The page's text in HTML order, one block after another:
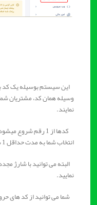
این سیستم بوسیله یک کد
وسیله همان کد، مشتریان
نمایند.
انتخاب شما به مدت حداقل 1 سال برای شما رزرو میشود.
البته می توانید با شارژ
نمایید.
شما می توانید از کد های